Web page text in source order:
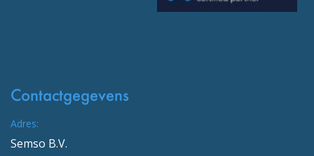
Contactgegevens
Adres:
Semso B.V.